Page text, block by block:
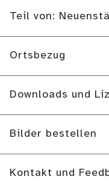
Teil von:
Ortsbezug
Downloads und
Bilder bestellen
Kontakt und